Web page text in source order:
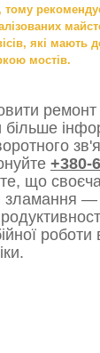
тому
які мають
мостів.
ремонт
+380-
що
зламання —
роботи